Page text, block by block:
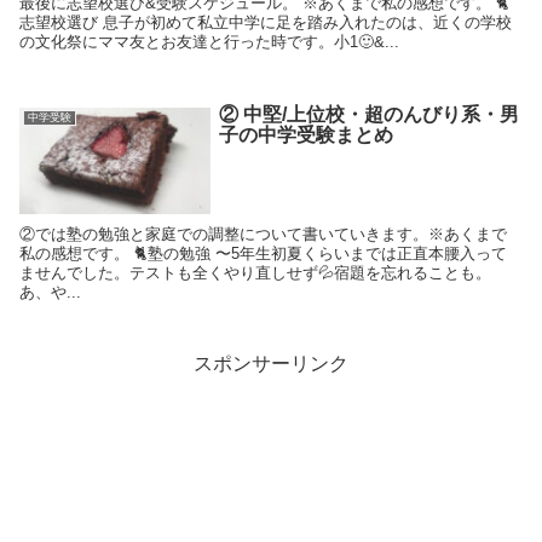
志望校選び 息子が初めて私立中学に足を踏み入れたのは、近くの学校
の文化祭にママ友とお友達と行った時です。小1🙂&...
中学受験
② 中堅/上位校・超のんびり系・男
子の中学受験まとめ
②では塾の勉強と家庭での調整について書いていきます。※あくまで
私の感想です。 🐈塾の勉強 〜5年生初夏くらいまでは正直本腰入って
ませんでした。テストも全くやり直しせず💦宿題を忘れることも。
あ、や...
スポンサーリンク